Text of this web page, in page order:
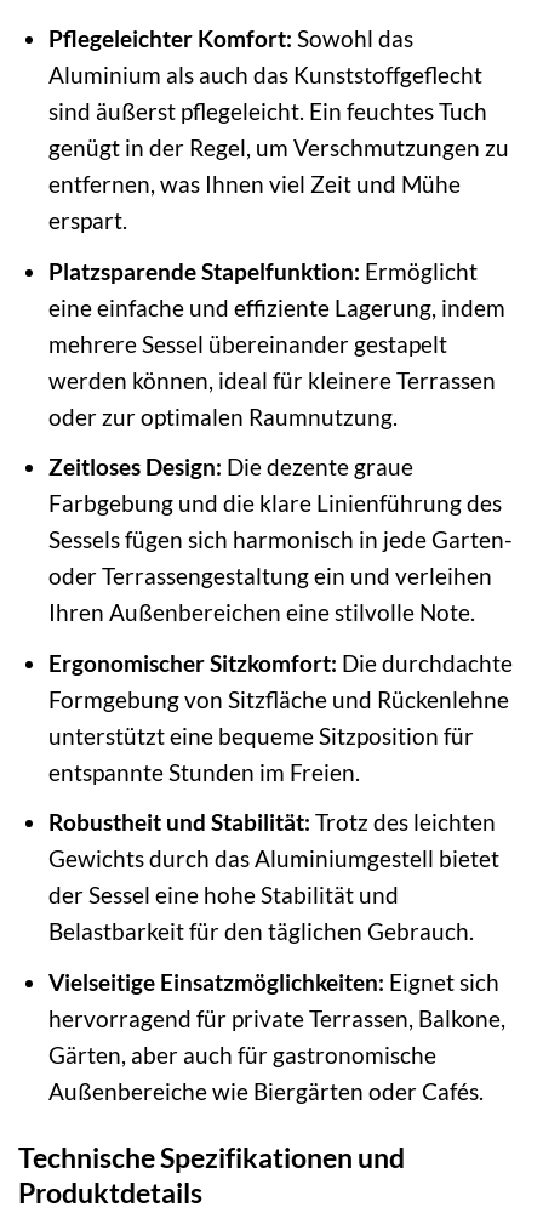
Pflegeleichter Komfort: Sowohl das
Aluminium als auch das Kunststoffgeflecht
sind äußerst pflegeleicht. Ein feuchtes Tuch
genügt in der Regel, um Verschmutzungen zu
entfernen, was Ihnen viel Zeit und Mühe
erspart.
Platzsparende Stapelfunktion: Ermöglicht
eine einfache und effiziente Lagerung, indem
mehrere Sessel übereinander gestapelt
werden können, ideal für kleinere Terrassen
oder zur optimalen Raumnutzung.
Zeitloses Design: Die dezente graue
Farbgebung und die klare Linienführung des
Sessels fügen sich harmonisch in jede Garten-
oder Terrassengestaltung ein und verleihen
Ihren Außenbereichen eine stilvolle Note.
Ergonomischer Sitzkomfort: Die durchdachte
Formgebung von Sitzfläche und Rückenlehne
unterstützt eine bequeme Sitzposition für
entspannte Stunden im Freien.
Robustheit und Stabilität: Trotz des leichten
Gewichts durch das Aluminiumgestell bietet
der Sessel eine hohe Stabilität und
Belastbarkeit für den täglichen Gebrauch.
Vielseitige Einsatzmöglichkeiten: Eignet sich
hervorragend für private Terrassen, Balkone,
Gärten, aber auch für gastronomische
Außenbereiche wie Biergärten oder Cafés.
Technische Spezifikationen und
Produktdetails